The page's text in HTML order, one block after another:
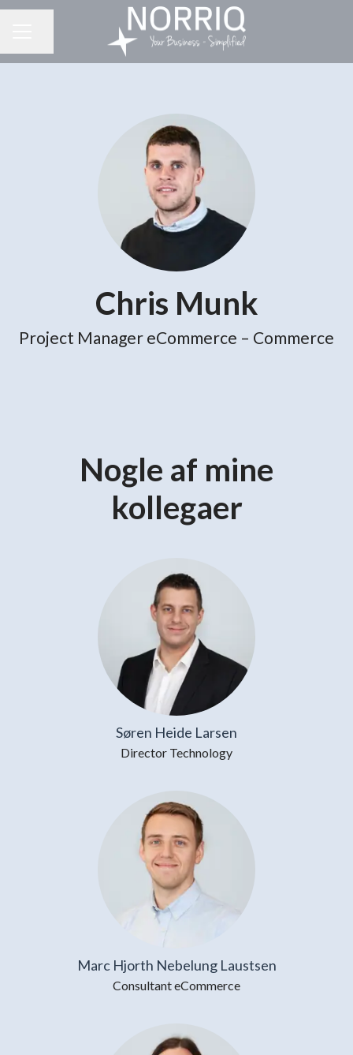
Chris Munk
Project Manager eCommerce – Commerce
Nogle af mine
kollegaer
Søren Heide Larsen
Director Technology
Marc Hjorth Nebelung Laustsen
Consultant eCommerce